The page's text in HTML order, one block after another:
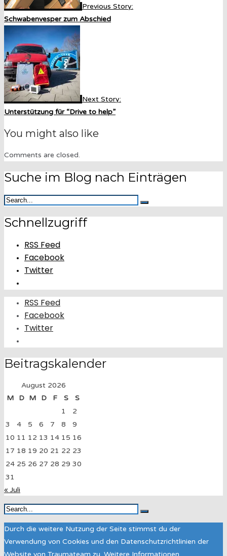
Previous Story:
Schwabenvesper zum Abschied
Next Story:
Unterstützung für “Drive to help”
You might also like
Comments are closed.
Suche im Blog nach Einträgen
Schnellzugriff
RSS Feed
Facebook
Twitter
RSS Feed
Facebook
Twitter
Beitragskalender
August 2026
M
D M D F S
S
1
2
3
4 5 6 7 8
9
10 11 12 13 14 15 16
17 18 19 20 21 22 23
24 25 26 27 28 29 30
31
« Juli
Durch die weitere Nutzung der Seite stimmst du der
Verwendung von Cookies und den Datenschutzrichtlinien der
Website von Traumateam zu. Weitere Informationen